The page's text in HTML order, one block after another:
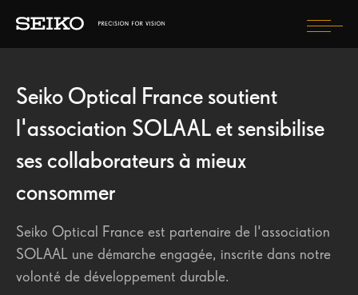
BIEN CHOISIR MON ÉQUIPEMENT
SITE SEIKO VISION
MONDE
Les produits disponibles dans votre pays figurent
Seiko Optical France soutient
l'association SOLAAL et sensibilise
ses collaborateurs à mieux
consommer
Seiko Optical France est partenaire de l'association
SOLAAL une démarche engagée, inscrite dans notre
volonté de développement durable.
Publications récentes
Seiko Optical France obtient la certification ISO 46 001 :
L'Association Myopia
Les Enfants de l'Atlas